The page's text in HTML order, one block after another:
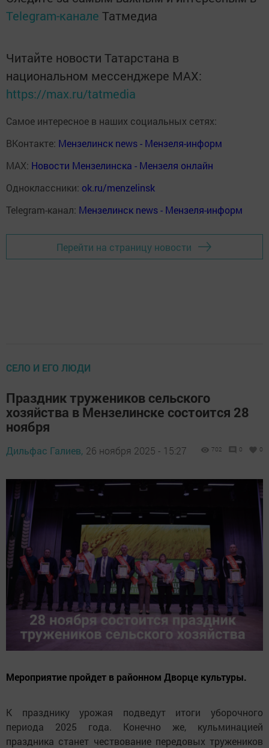
Telegram-канале Татмедиа
Читайте новости Татарстана в
национальном мессенджере MАХ:
https://max.ru/tatmedia
Самое интересное в наших социальных сетях:
ВКонтакте: Мензелинск news - Мензеля-информ
MAX: Новости Мензелинска - Мензеля онлайн
Одноклассники: ok.ru/menzelinsk
Telegram-канал: Мензелинск news - Мензеля-информ
Перейти на страницу новости
СЕЛО И ЕГО ЛЮДИ
Праздник тружеников сельского
хозяйства в Мензелинске состоится 28
ноября
Дильфас Галиев, 26 ноября 2025 - 15:27 702 0 0
Мероприятие пройдет в районном Дворце культуры.
К празднику урожая подведут итоги уборочного
периода 2025 года. Конечно же, кульминацией
праздника станет чествование передовых тружеников